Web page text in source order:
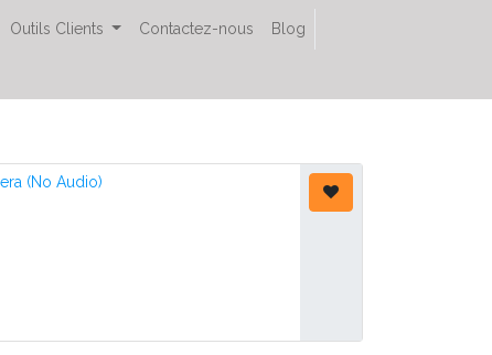
Outils Clients Contactez-nous Blog
(No Audio)